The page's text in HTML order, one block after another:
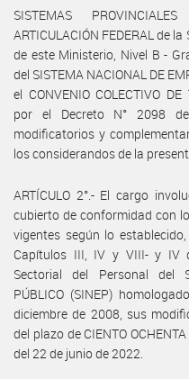
SISTEMAS
ARTICULACIÓN FEDERAL de la
de este Ministerio, Nivel B -
del SISTEMA NACIONAL DE
el CONVENIO COLECTIVO
por el Decreto N° 2098
modificatorios y
los considerandos de la
ARTÍCULO 2°.- El cargo
cubierto de conformidad con
vigentes según lo
Capítulos III, IV y VIII- y IV
Sectorial del Personal del
PÚBLICO (SINEP)
diciembre de 2008, sus
del plazo de CIENTO
del 22 de junio de 2022.